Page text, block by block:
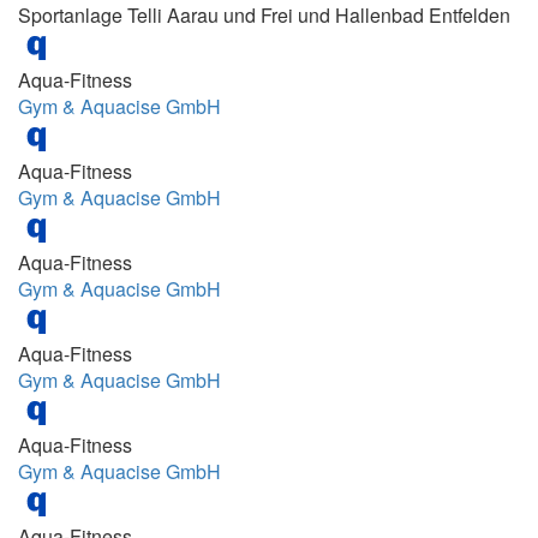
10:10 -11:05
10:15 - 10:45
10:15-10:55
10:15-11:00
10:30 - 11:00
10:30 - 11:00 Uhr
10:30-11:15
10:55- 11:25/ 11:30- 12:00/ 18:15- 18:45
10h20
Sportanlage Telli Aarau und Frei und Hallenbad Entfelden
Aqua-Fitness
Gym & Aquacise GmbH
Aqua-Fitness
Gym & Aquacise GmbH
Aqua-Fitness
Gym & Aquacise GmbH
Aqua-Fitness
Gym & Aquacise GmbH
Aqua-Fitness
Gym & Aquacise GmbH